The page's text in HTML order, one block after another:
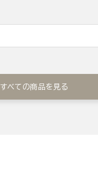
すべての商品を見る